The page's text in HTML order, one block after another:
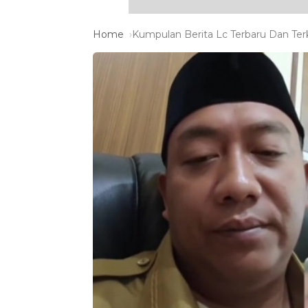
Home Kumpulan Berita Lc Terbaru Dan